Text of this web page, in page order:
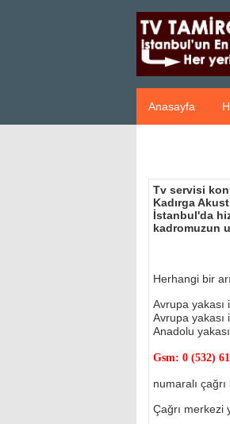
Anasayfa
Tv servisi
Kadırga
İstanbul'da
kadromuzun
Herhangi bir
Avrupa yakası
Avrupa yakası
Anadolu
Gsm: 0 (532)
numaralı
Çağrı merkezi